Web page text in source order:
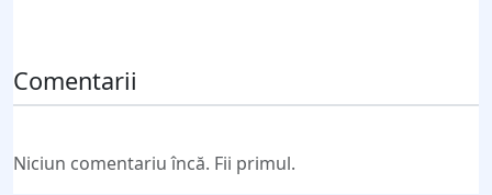
Comentarii
Niciun comentariu încă. Fii primul.